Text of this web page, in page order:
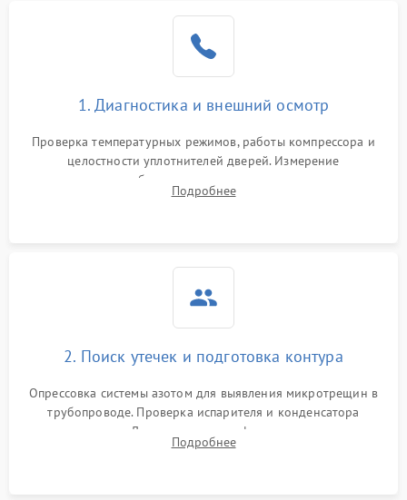
работе
2000 ₽ Подробнее →
1000 ₽
1800 ₽
1. Диагностика и внешний осмотр
Проверка температурных режимов, работы компрессора и
целостности уплотнителей дверей. Измерение
сопротивления обмоток мотора, проверка термостата и
считывание кодов ошибок с электронного дисплея.
Подробнее
2. Поиск утечек и подготовка контура
Опрессовка системы азотом для выявления микротрещин в
трубопроводе. Проверка испарителя и конденсатора
течеискателем. Демонтаж старого фильтра-осушителя и
продувка капиллярной трубки для устранения засоров.
Подробнее